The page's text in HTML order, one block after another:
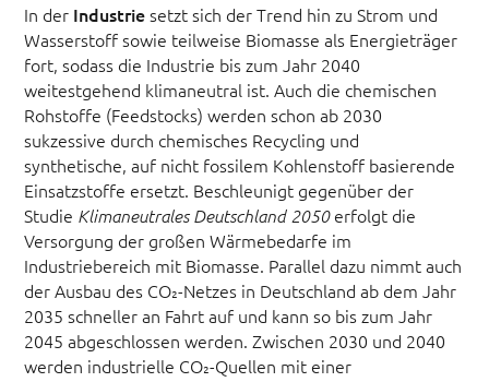
In der Industriesetzt sich der Trend hin zu Strom und
Wasserstoff sowie teilweise Biomasse als Energieträger
fort, sodass die Industrie bis zum Jahr 2040
weitestgehend klimaneutral ist. Auch die chemischen
Rohstoffe (Feedstocks) werden schon ab 2030
sukzessive durch chemisches Recycling und
synthetische, auf nicht fossilem Kohlenstoff basierende
Einsatzstoffe ersetzt. Beschleunigt gegenüber der
Studie Klimaneutrales Deutschland 2050erfolgt die
Versorgung der großen Wärmebedarfe im
Industriebereich mit Biomasse. Parallel dazu nimmt auch
der Ausbau des CO₂-Netzes in Deutschland ab dem Jahr
2035 schneller an Fahrt auf und kann so bis zum Jahr
2045 abgeschlossen werden. Zwischen 2030 und 2040
werden industrielle CO₂-Quellen mit einer